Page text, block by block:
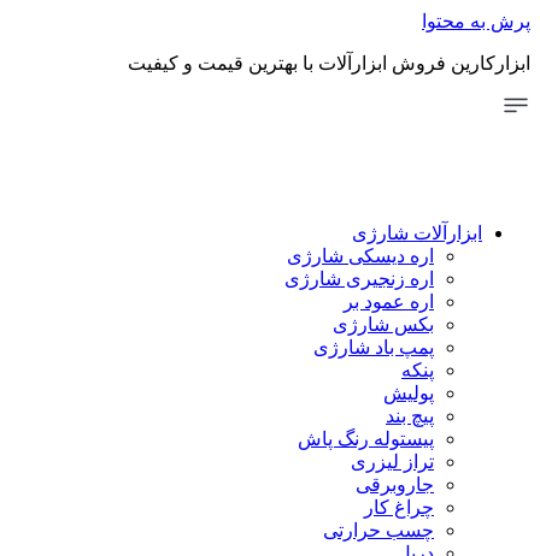
فروش ابزارآلات با بهترین قیمت و کیفیت
شارژی
اره دیسکی شارژی
اره زنجیری شارژی
اره عمود بر
بکس شارژی
پمپ باد شارژی
پیستوله رنگ پاش
تراز لیزری
جاروبرقی
چراغ کار
چسب حرارتی